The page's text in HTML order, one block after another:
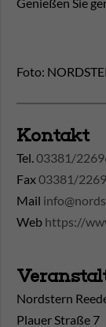
Foto:
Kontakt
Tel.03381/
Fax03381/
Mail
Web https://
Nordstern
Plauer Straße 7